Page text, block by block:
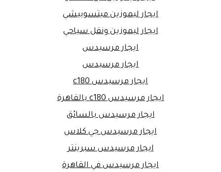
ايجار ليموزين ميتسوبيشي
ايجار ليموزين ونقل سياحي
ايجار مرسيدس
ايجار مرسيدس
ايجار مرسيدس c180
ايجار مرسيدس c180 بالقاهرة
ايجار مرسيدس بالسائق
ايجار مرسيدس جي كلاس
ايجار مرسيدس سبرينتر
ايجار مرسيدس في القاهرة